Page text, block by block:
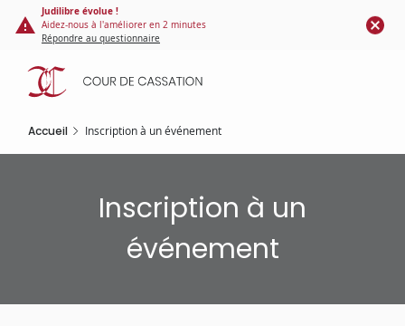
Panneau de gestion des cookies
contenu
principal
Judilibre évolue !
Aidez-nous à l'améliorer en 2 minutes
Répondre au questionnaire
Accueil Inscription à un événement
Inscription à un
événement